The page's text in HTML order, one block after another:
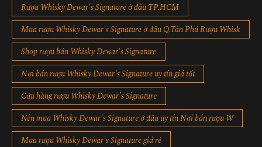
Rượu Whisky Dewar's Signature ở đâu TP.HCM
Mua rượu Whisky Dewar's Signature ở đâu Q.Tân Phú Rượu Whisk
Shop rượu bán Whisky Dewar's Signature
Nơi bán rượu Whisky Dewar's Signature uy tín giá tốt
Cửa hàng rượu Whisky Dewar's Signature
Nên mua Whisky Dewar's Signature ở đâu uy tín Nơi bán rượu W
Mua rượu Whisky Dewar's Signature giá rẻ